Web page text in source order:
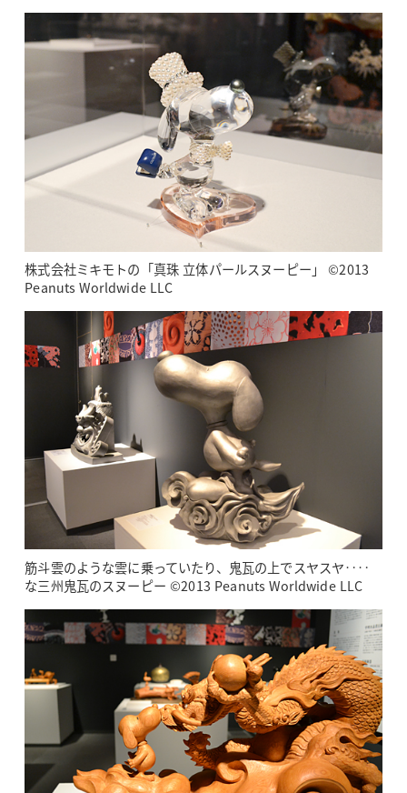
株式会社ミキモトの「真珠 立体パールスヌーピー」 ©2013
Peanuts Worldwide LLC
筋斗雲のような雲に乗っていたり、鬼瓦の上でスヤスヤ‥‥
な三州鬼瓦のスヌーピー ©2013 Peanuts Worldwide LLC